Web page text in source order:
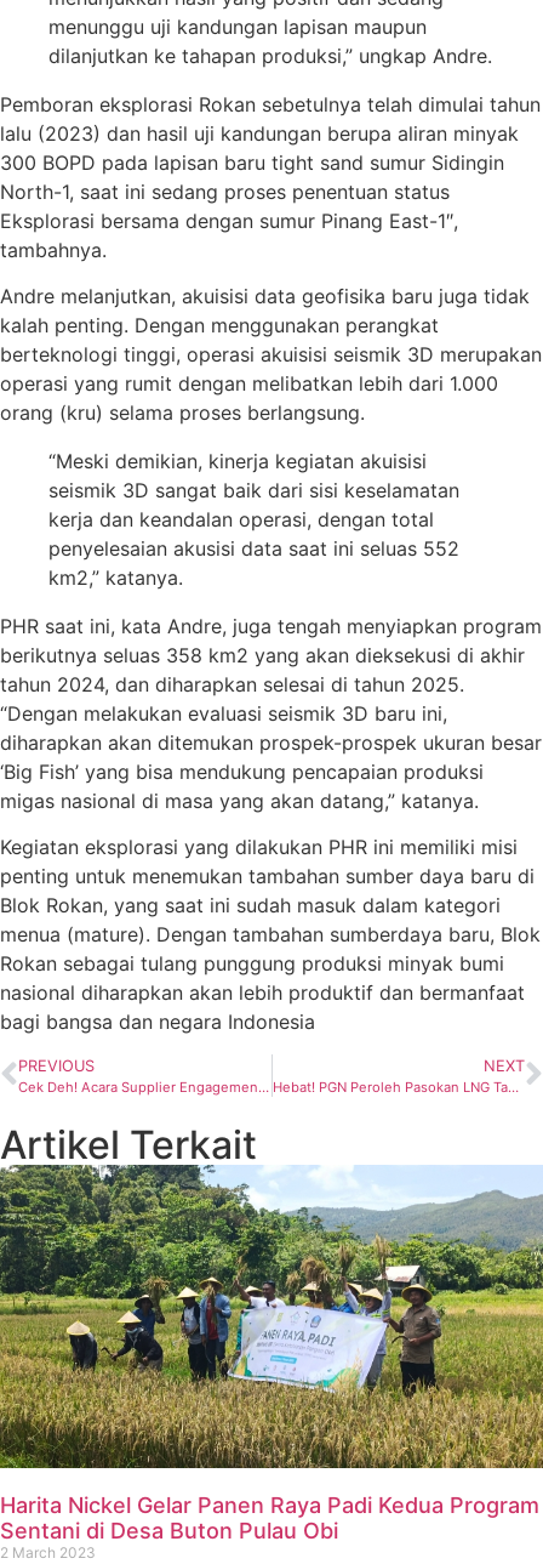
menunggu uji kandungan lapisan maupun
dilanjutkan ke tahapan produksi,” ungkap Andre.
Pemboran eksplorasi Rokan sebetulnya telah dimulai tahun
lalu (2023) dan hasil uji kandungan berupa aliran minyak
300 BOPD pada lapisan baru tight sand sumur Sidingin
North-1, saat ini sedang proses penentuan status
Eksplorasi bersama dengan sumur Pinang East-1″,
tambahnya.
Andre melanjutkan, akuisisi data geofisika baru juga tidak
kalah penting. Dengan menggunakan perangkat
berteknologi tinggi, operasi akuisisi seismik 3D merupakan
operasi yang rumit dengan melibatkan lebih dari 1.000
orang (kru) selama proses berlangsung.
“Meski demikian, kinerja kegiatan akuisisi
seismik 3D sangat baik dari sisi keselamatan
kerja dan keandalan operasi, dengan total
penyelesaian akusisi data saat ini seluas 552
km2,” katanya.
PHR saat ini, kata Andre, juga tengah menyiapkan program
berikutnya seluas 358 km2 yang akan dieksekusi di akhir
tahun 2024, dan diharapkan selesai di tahun 2025.
“Dengan melakukan evaluasi seismik 3D baru ini,
diharapkan akan ditemukan prospek-prospek ukuran besar
‘Big Fish’ yang bisa mendukung pencapaian produksi
migas nasional di masa yang akan datang,” katanya.
Kegiatan eksplorasi yang dilakukan PHR ini memiliki misi
penting untuk menemukan tambahan sumber daya baru di
Blok Rokan, yang saat ini sudah masuk dalam kategori
menua (mature). Dengan tambahan sumberdaya baru, Blok
Rokan sebagai tulang punggung produksi minyak bumi
nasional diharapkan akan lebih produktif dan bermanfaat
bagi bangsa dan negara Indonesia
PREVIOUS
Cek Deh! Acara Supplier Engagement Day Sukses Digelar PHR
NEXT
Hebat! PGN Peroleh Pasokan LNG Tangguh Serta 2,6 Juta MMBTU
Artikel Terkait
Harita Nickel Gelar Panen Raya Padi Kedua Program
Sentani di Desa Buton Pulau Obi
2 March 2023